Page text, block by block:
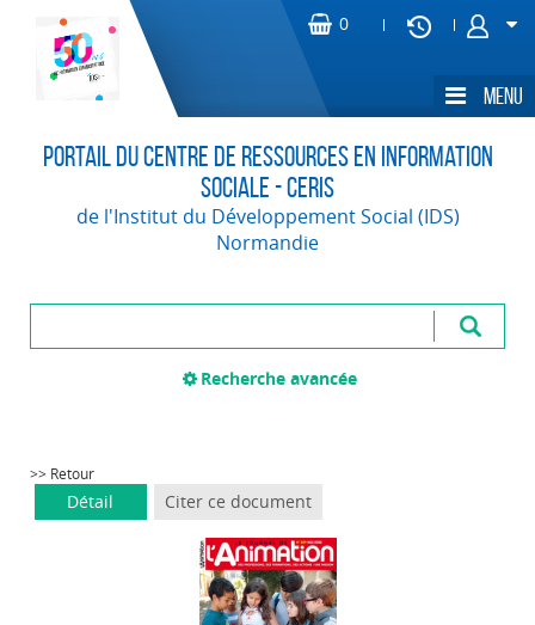
Portail du Centre de Ressources en Information
Sociale - CERIS
de l'Institut du Développement Social (IDS)
Normandie
Recherche avancée
>> Retour
Détail Citer ce document